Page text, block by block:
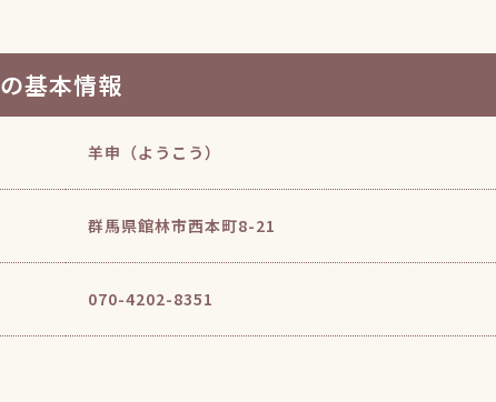
基本情報
羊申（ようこう）
群馬県館林市西本町8-21
070-4202-8351